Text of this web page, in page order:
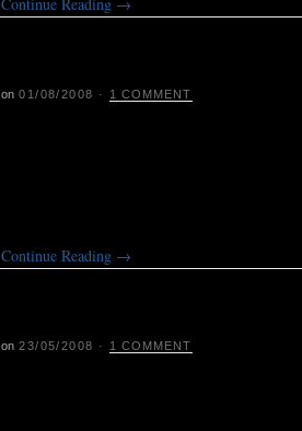
on 01/08/2008 · 1 COMMENT
Continue Reading →
on 23/05/2008 · 1 COMMENT